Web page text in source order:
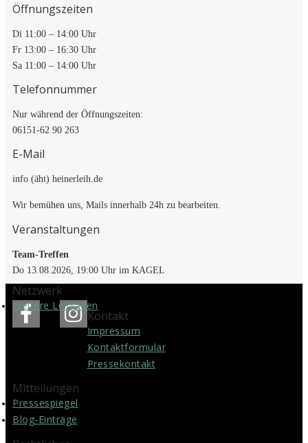
Öffnungszeiten
Di 11:00 – 14:00 Uhr
Fr 13:00 – 16:30 Uhr
Sa 11:00 – 14:00 Uhr
Telefonnummer
Nur während der Öffnungszeiten:
06151-62 90 263
E-Mail
info (äht) heinerleih.de
Wir bemühen uns, Mails innerhalb 24h zu bearbeiten.
Veranstaltungen
Team-Treffen
Do 13.08.2026, 19:00 Uhr im KAGEL
Netzwerk
Weitere Leihläden
Kontakt
Impressum
Kontakt­formular
Pressekontakt
Mitteilungen
Pressespiegel
Blog-Einträge